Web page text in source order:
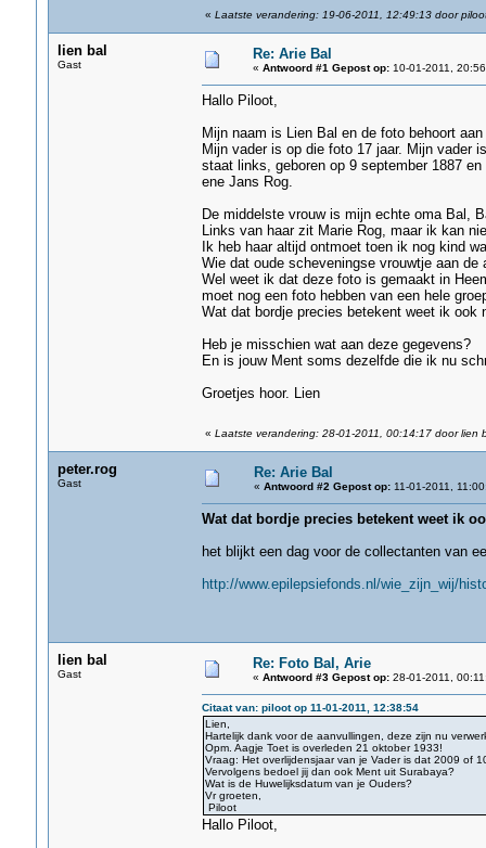
« Laatste verandering: 19-06-2011, 12:49:13 door
lien bal
Gast
Re: Arie Bal
« Antwoord #1 Gepost op:10-01-2011,
Hallo Piloot,
Mijn naam is Lien Bal en de foto behoort
Mijn vader is op die foto 17 jaar. Mijn vader
staat links, geboren op 9 september 1887
ene Jans Rog.
De middelste vrouw is mijn echte oma Bal,
Links van haar zit Marie Rog, maar ik kan
Ik heb haar altijd ontmoet toen ik nog kind
Wie dat oude scheveningse vrouwtje aan
Wel weet ik dat deze foto is gemaakt in
moet nog een foto hebben van een hele
Wat dat bordje precies betekent weet ik ook
Heb je misschien wat aan deze gegevens?
En is jouw Ment soms dezelfde die ik nu
Groetjes hoor. Lien
« Laatste verandering: 28-01-2011, 00:14:17 door lien
peter.rog
Gast
Re: Arie Bal
« Antwoord #2 Gepost op:11-01-2011,
Wat dat bordje precies betekent weet ik
het blijkt een dag voor de collectanten van
http://www.epilepsiefonds.nl/wie_zijn_wij/
lien bal
Gast
Re: Foto Bal, Arie
« Antwoord #3 Gepost op:28-01-2011,
Citaat van: piloot op 11-01-2011, 12:38:54
Lien,
Hartelijk dank voor de aanvullingen, deze zijn nu
Opm. Aagje Toet is overleden 21 oktober 1933!
Vraag: Het overlijdensjaar van je Vader is dat 2009 of
Vervolgens bedoel jij dan ook Ment uit Surabaya?
Wat is de Huwelijksdatum van je Ouders?
Vr groeten,
Piloot
Hallo Piloot,